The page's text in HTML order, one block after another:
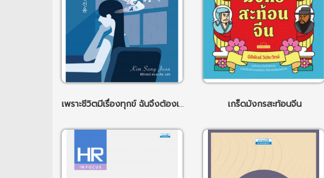
เพราะชีวิตมีเรื่องทุกข์ ฉันจึงต้องเริ่มคิดเรื่องสุขให้ตัวเอง เกร็ดมังกรสะท้อนจีน